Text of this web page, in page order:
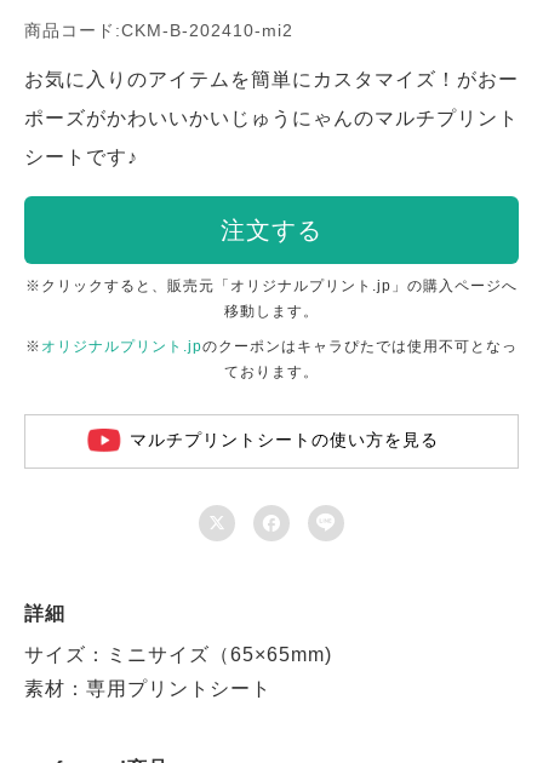
商品コード:CKM-B-202410-mi2
お気に入りのアイテムを簡単にカスタマイズ！がおー
ポーズがかわいいかいじゅうにゃんのマルチプリント
シートです♪
注文する
※クリックすると、販売元「オリジナルプリント.jp」の購入ページへ
移動します。
※ オリジナルプリント.jpのクーポンはキャラぴたでは使用不可となっ
ております。
マルチプリントシートの使い方を見る
  
詳細
サイズ：ミニサイズ（65×65mm)
素材：専用プリントシート